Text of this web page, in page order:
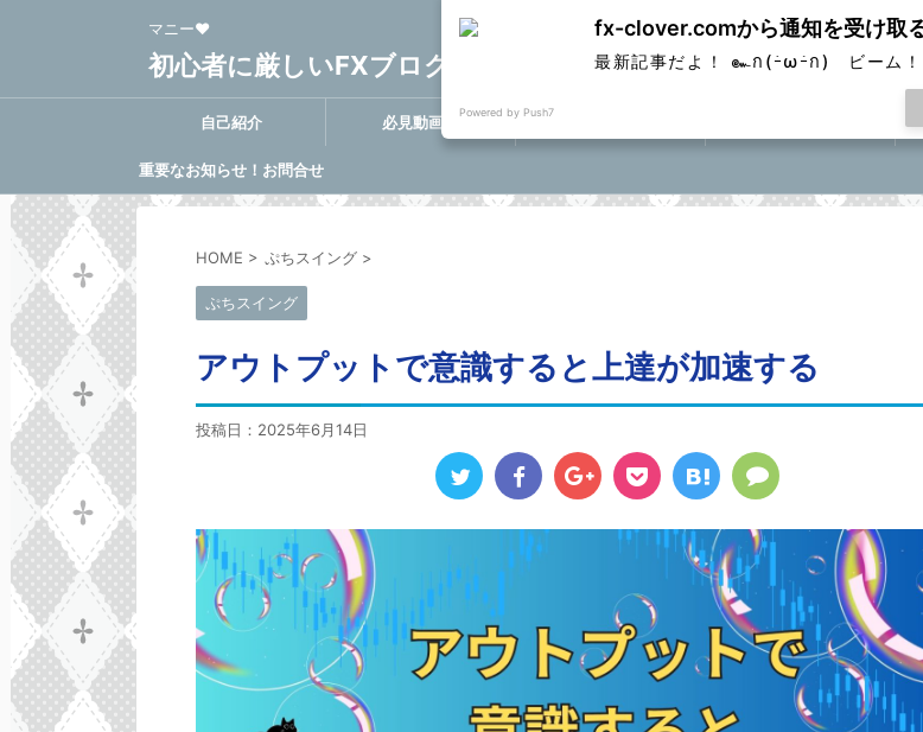
マニー❤
初心者に厳しいFXブログ FX-Clover
自己紹介 必見動画集
重要なお知らせ！お問合せ
HOME > ぷちスイング >
ぷちスイング
アウトプットで意識すると上達が加速する
投稿日： 2025年6月14日
fx-clover.comから通知を受け取
最新記事だよ！ ๛ก(ｰ̀ωｰ́ก) ビーム！
Powered by Push7